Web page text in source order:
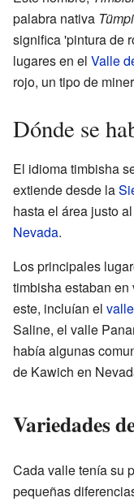
palabra nativa
significa 'pintura de
lugares en el Valle
rojo, un tipo de
Dónde se
El idioma timbisha
extiende desde la
hasta el área justo
Nevada.
Los principales
timbisha estaban
este, incluían el
Saline, el valle
había algunas
de Kawich en
Variedades
Cada valle tenía su
pequeñas